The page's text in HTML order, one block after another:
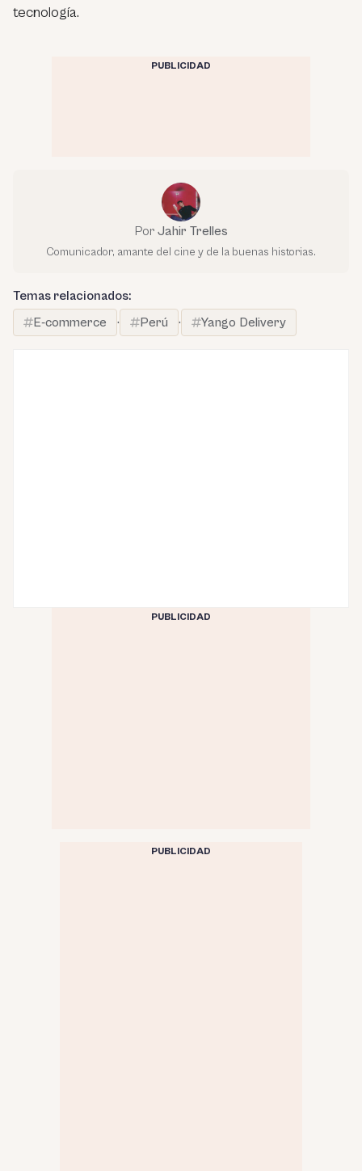
tecnología.
PUBLICIDAD
Por Jahir Trelles
Comunicador, amante del cine y de la buenas historias.
Temas relacionados:
E-commerce
· Perú · Yango Delivery
PUBLICIDAD
PUBLICIDAD